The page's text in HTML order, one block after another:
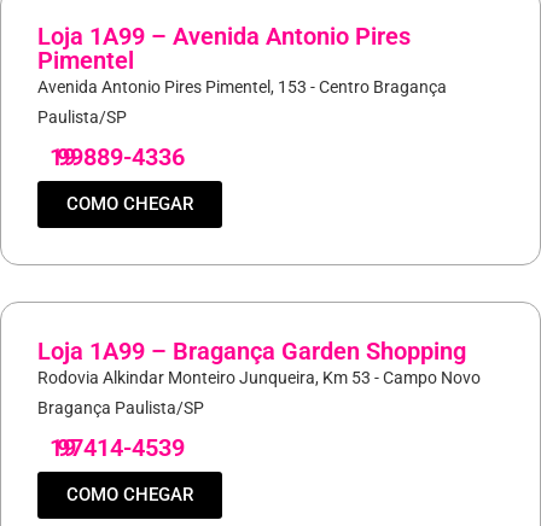
Loja 1A99 – Avenida Antonio Pires
Pimentel
Avenida Antonio Pires Pimentel, 153 - Centro Bragança
Paulista/SP
19
99889-4336
COMO CHEGAR
Loja 1A99 – Bragança Garden Shopping
Rodovia Alkindar Monteiro Junqueira, Km 53 - Campo Novo
Bragança Paulista/SP
19
97414-4539
COMO CHEGAR